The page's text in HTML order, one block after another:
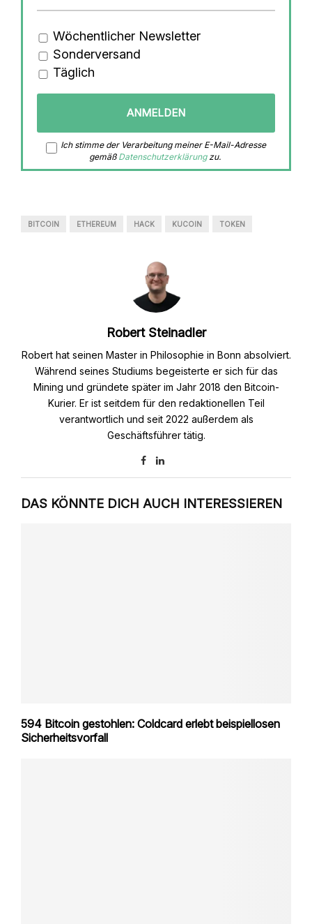
Wöchentlicher Newsletter
Sonderversand
Täglich
Ich stimme der Verarbeitung meiner E-Mail-Adresse
gemäß Datenschutzerklärungzu.
BITCOIN ETHEREUM HACK KUCOIN TOKEN
Robert Steinadler
Robert hat seinen Master in Philosophie in Bonn absolviert.
Während seines Studiums begeisterte er sich für das
Mining und gründete später im Jahr 2018 den Bitcoin-
Kurier. Er ist seitdem für den redaktionellen Teil
verantwortlich und seit 2022 außerdem als
Geschäftsführer tätig.
DAS KÖNNTE DICH AUCH INTERESSIEREN
594 Bitcoin gestohlen: Coldcard erlebt beispiellosen
Sicherheitsvorfall